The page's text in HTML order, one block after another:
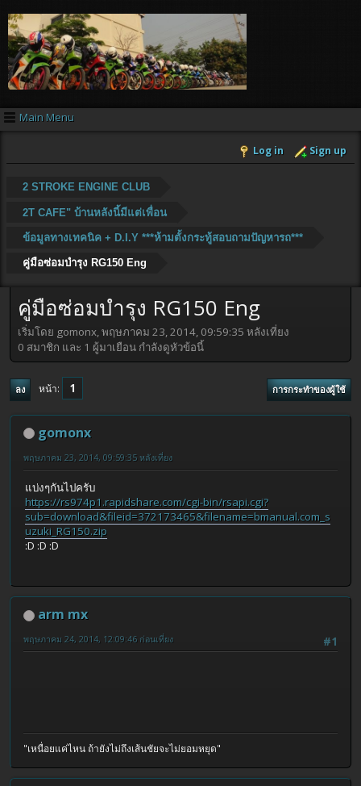
Main Menu
Log in Sign up
2 STROKE ENGINE CLUB
2T CAFE" บ้านหลังนี้มีแต่เพื่อน
ข้อมูลทางเทคนิค + D.I.Y ***ห้ามตั้งกระทู้สอบถามปัญหารถ***
คู่มือซ่อมบำรุง RG150 Eng
คู่มือซ่อมบำรุง RG150 Eng
เริ่มโดย gomonx, พฤษภาคม 23, 2014, 09:59:35 หลังเที่ยง
0 สมาชิก และ 1 ผู้มาเยือน กำลังดูหัวข้อนี้
ลง หน้า 1 การกระทำของผู้ใช้
gomonx
พฤษภาคม 23, 2014, 09:59:35 หลังเที่ยง
แบ่งๆกันไปครับ
https://rs974p1.rapidshare.com/cgi-bin/rsapi.cgi?
sub=download&fileid=372173465&filename=bmanual.com_s
uzuki_RG150.zip
:D :D :D
arm mx
#1
พฤษภาคม 24, 2014, 12:09:46 ก่อนเที่ยง
"เหนื่อยแค่ไหน ถ้ายังไม่ถึงเส้นชัยจะไม่ยอมหยุด"